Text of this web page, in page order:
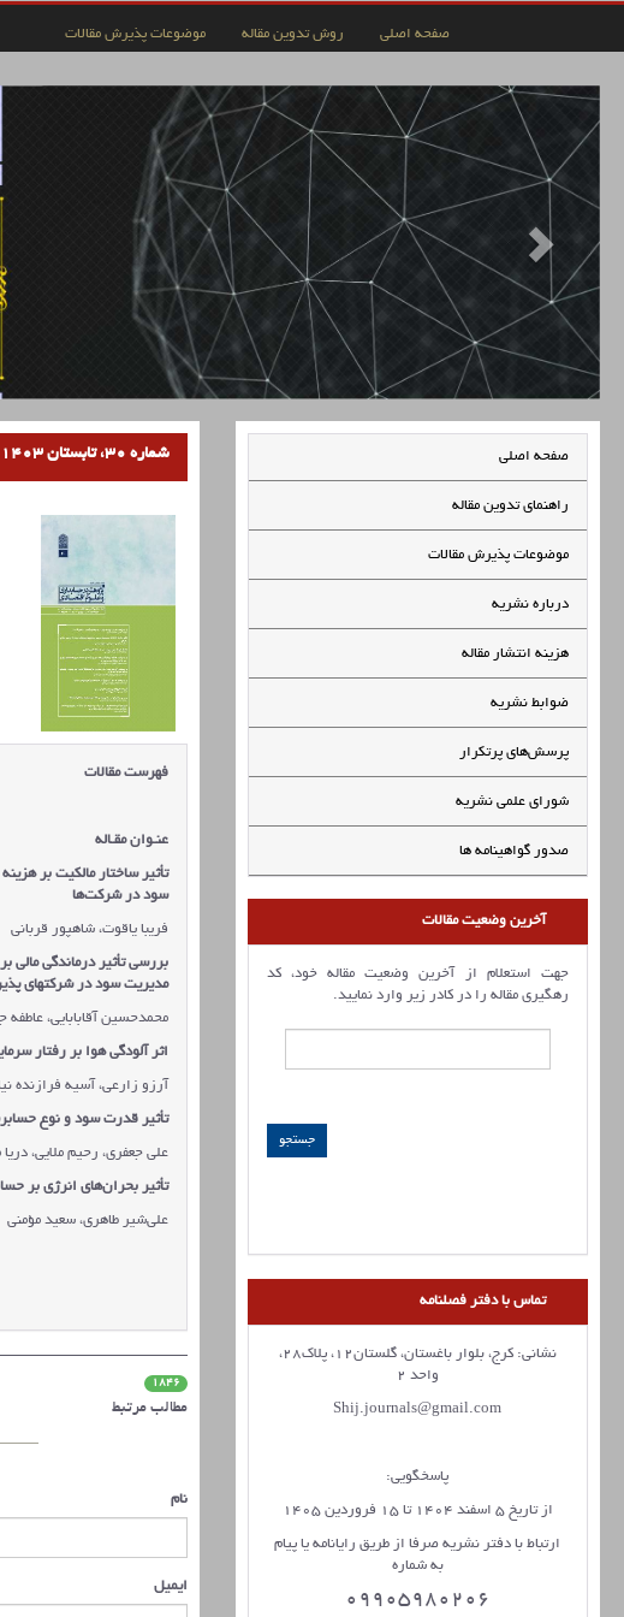
صفحه اصلی روش تدوین مقاله موضوعات پذیرش مقالات
صفحه اصلی
راهنمای تدوین مقاله
موضوعات پذیرش مقالات
درباره نشریه
هزینه انتشار مقاله
ضوابط نشریه
پرسش‌های پرتکرار
شورای علمی نشریه
صدور گواهینامه ها
آخرین وضعیت مقالات
جهت استعلام از آخرین وضعیت مقاله خود، کد
رهگیری مقاله را در کادر زیر وارد نمایید.
تماس با دفتر فصلنامه
نشانی: کرج، بلوار باغستان، گلستان12، پلاک28،
واحد 2
Shij.journals@gmail.com
پاسخگویی:
از تاریخ 5 اسفند 1404 تا 15 فروردین 1405
ارتباط با دفتر نشریه صرفا از طریق رایانامه یا پیام
به شماره
09905980206
شماره 30، تابستان 1403
فهرست مقالات
عنـوان مقـاله
تأثیر ساختار مالکیت بر
سود در شرکت‌ها
فریبا یاقوت، شاهپور قربانی
بررسی تأثیر درماندگی مالی
مدیریت سود در شرکت‎های پذیرفته‌شده در بورس اوراق بهادار تهران
محمدحسین آقابابایی، عاطفه
اثر آلودگی هوا بر رفتار
آرزو زارعي، آسيه فرازنده
تأثیر قدرت سود و نوع
علي جعفري، رحيم ملايي،
تأثیر بحران‌های انرژی بر
علی‌شیر طاهری، سعید مؤمنی
1846
مطالب مرتبط
نام
ایمیل